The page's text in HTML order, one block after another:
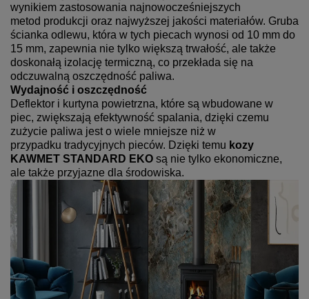
wynikiem zastosowania najnowocześniejszych
metod produkcji oraz najwyższej jakości materiałów. Gruba
ścianka odlewu, która w tych piecach wynosi od 10 mm do
15 mm, zapewnia nie tylko większą trwałość, ale także
doskonałą izolację termiczną, co przekłada się na
odczuwalną oszczędność paliwa.
Wydajność i oszczędność
Deflektor i kurtyna powietrzna, które są wbudowane w
piec, zwiększają efektywność spalania, dzięki czemu
zużycie paliwa jest o wiele mniejsze niż w
przypadku tradycyjnych pieców. Dzięki temu kozy
KAWMET STANDARD EKO są nie tylko ekonomiczne,
ale także przyjazne dla środowiska.